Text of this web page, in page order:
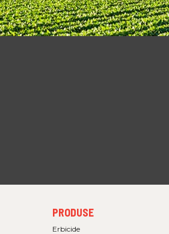
FOOTER
MENU
PRODUSE
Erbicide